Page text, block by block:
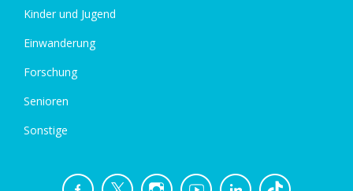
Kinder und Jugend
Einwanderung
Forschung
Senioren
Sonstige